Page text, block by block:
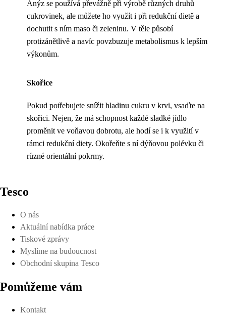
Anýz se používá převážně při výrobě různých druhů
cukrovinek, ale můžete ho využít i při redukční dietě a
dochutit s ním maso či zeleninu. V těle působí
protizánětlivě a navíc povzbuzuje metabolismus k lepším
výkonům.
Skořice
Pokud potřebujete snížit hladinu cukru v krvi, vsaďte na
skořici. Nejen, že má schopnost každé sladké jídlo
proměnit ve voňavou dobrotu, ale hodí se i k využití v
rámci redukční diety. Okořeňte s ní dýňovou polévku či
různé orientální pokrmy.
Tesco
O nás
Aktuální nabídka práce
Tiskové zprávy
Myslíme na budoucnost
Obchodní skupina Tesco
Pomůžeme vám
Kontakt